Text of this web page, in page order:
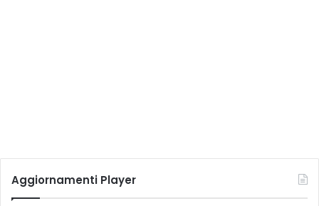
Aggiornamenti Player